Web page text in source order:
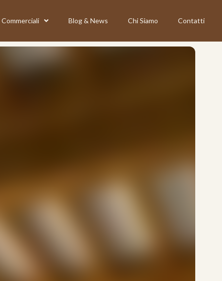
Commerciali Blog & News Chi Siamo Contatti